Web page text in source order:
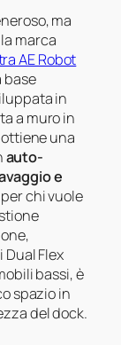
ma
marca
AE Robot
base
in
a muro in
una
auto-
e
chi vuole
Flex
bassi, è
spazio in
del dock.